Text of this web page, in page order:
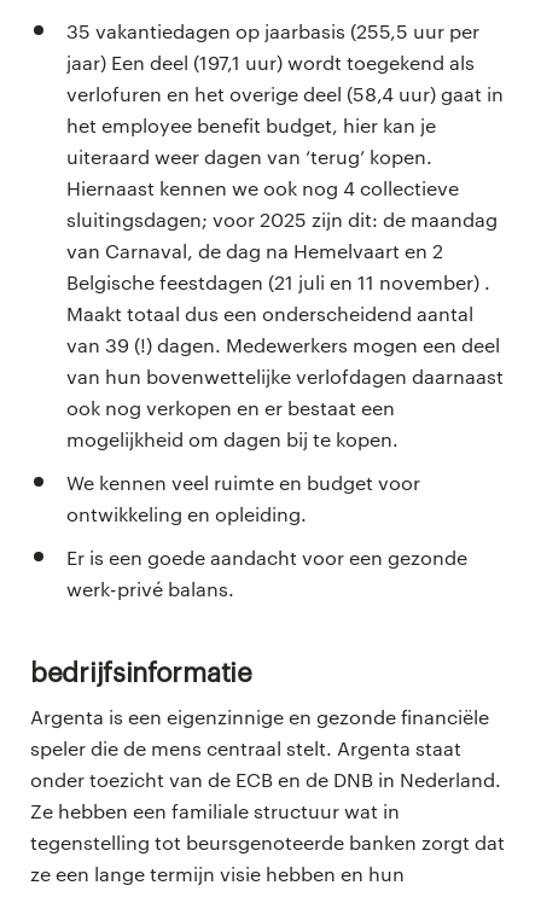
35 vakantiedagen op jaarbasis (255,5 uur per
jaar) Een deel (197,1 uur) wordt toegekend als
verlofuren en het overige deel (58,4 uur) gaat in
het employee benefit budget, hier kan je
uiteraard weer dagen van ‘terug’ kopen.
Hiernaast kennen we ook nog 4 collectieve
sluitingsdagen; voor 2025 zijn dit: de maandag
van Carnaval, de dag na Hemelvaart en 2
Belgische feestdagen (21 juli en 11 november) .
Maakt totaal dus een onderscheidend aantal
van 39 (!) dagen. Medewerkers mogen een deel
van hun bovenwettelijke verlofdagen daarnaast
ook nog verkopen en er bestaat een
mogelijkheid om dagen bij te kopen.
We kennen veel ruimte en budget voor
ontwikkeling en opleiding.
Er is een goede aandacht voor een gezonde
werk-privé balans.
Bedrijfsinformatie
Argenta is een eigenzinnige en gezonde financiële
speler die de mens centraal stelt. Argenta staat
onder toezicht van de ECB en de DNB in Nederland.
Ze hebben een familiale structuur wat in
tegenstelling tot beursgenoteerde banken zorgt dat
ze een lange termijn visie hebben en hun